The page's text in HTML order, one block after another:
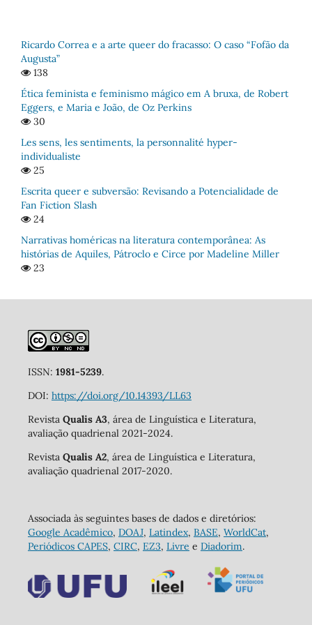
Ricardo Correa e a arte queer do fracasso: O caso “Fofão da
Augusta”
138
Ética feminista e feminismo mágico em A bruxa, de Robert
Eggers, e Maria e João, de Oz Perkins
30
Les sens, les sentiments, la personnalité hyper-
individualiste
25
Escrita queer e subversão: Revisando a Potencialidade de
Fan Fiction Slash
24
Narrativas homéricas na literatura contemporânea: As
histórias de Aquiles, Pátroclo e Circe por Madeline Miller
23
ISSN: 1981-5239.
DOI: https://doi.org/10.14393/LL63
Revista Qualis A3, área de Linguística e Literatura,
avaliação quadrienal 2021-2024.
Revista Qualis A2, área de Linguística e Literatura,
avaliação quadrienal 2017-2020.
Associada às seguintes bases de dados e diretórios:
Google Acadêmico, DOAJ, Latindex, BASE, WorldCat,
Periódicos CAPES, CIRC, EZ3, Livre e Diadorim.